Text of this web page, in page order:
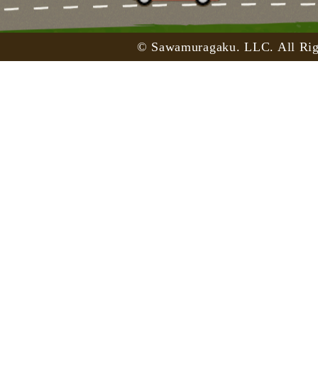
© Sawamuragaku. LLC. All